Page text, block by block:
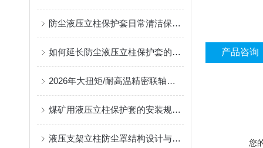
防尘液压立柱保护套日常清洁保养与更换规范
如何延长防尘液压立柱保护套的使用寿命？
2026年大扭矩/耐高温精密联轴器定制找哪家？能实现精准定制的优质厂家盘点
煤矿用液压立柱保护套的安装规范与使用寿命提升方案
液压支架立柱防尘罩结构设计与密封防护原理
产品咨询
您